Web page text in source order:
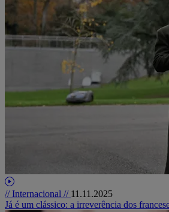
// Internacional // 11.11.2025
Já é um clássico: a irreverência dos